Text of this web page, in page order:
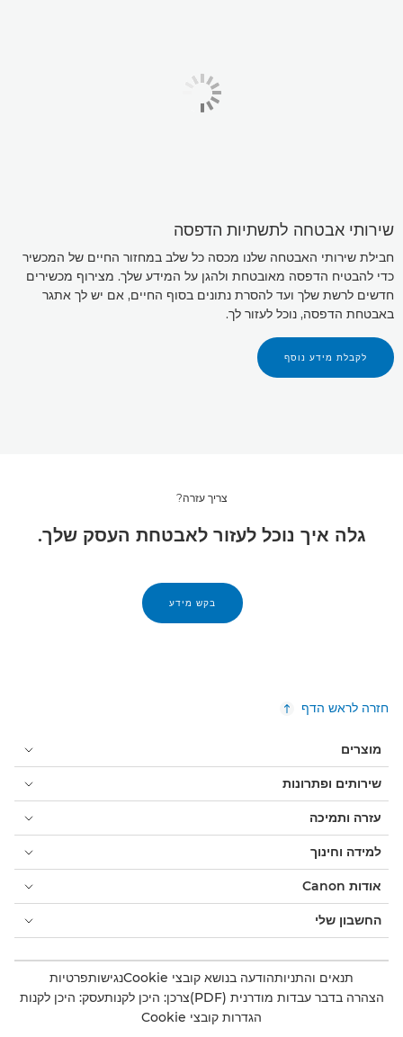
שירותי אבטחה לתשתיות הדפסה
חבילת שירותי האבטחה שלנו מכסה כל שלב במחזור החיים של המכשיר
כדי להבטיח הדפסה מאובטחת ולהגן על המידע שלך. מצירוף מכשירים
חדשים לרשת שלך ועד להסרת נתונים בסוף החיים, אם יש לך אתגר
באבטחת הדפסה, נוכל לעזור לך.
לקבלת מידע נוסף
צריך עזרה?
גלה איך נוכל לעזור לאבטחת העסק שלך.
בקש מידע
חזרה לראש הדף
מוצרים
שירותים ופתרונות
עזרה ותמיכה
למידה וחינוך
אודות Canon
החשבון שלי
תנאים והתניותהודעה בנושא קובצי Cookie נגישותפרטיות
הצהרה בדבר עבדות מודרנית (PDF)
צרכן: היכן לקנותעסק: היכן לקנות
הגדרות קובצי Cookie